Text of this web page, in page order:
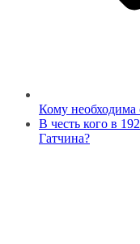
Кому необходима
В честь кого в
Гатчина?